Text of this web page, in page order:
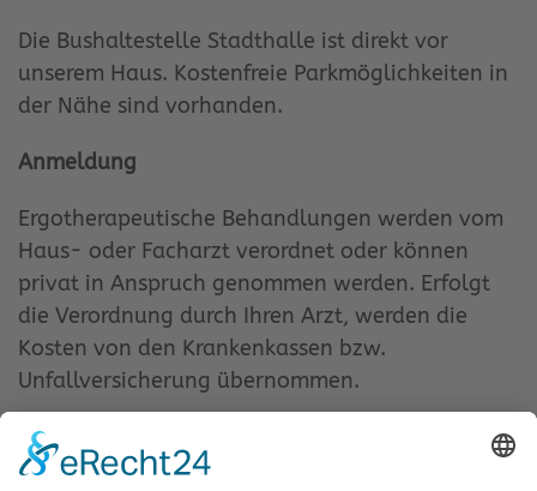
Die Bushaltestelle Stadthalle ist direkt vor
unserem Haus. Kostenfreie Parkmöglichkeiten in
der Nähe sind vorhanden.
Anmeldung
Ergotherapeutische Behandlungen werden vom
Haus- oder Facharzt verordnet oder können
privat in Anspruch genommen werden. Erfolgt
die Verordnung durch Ihren Arzt, werden die
Kosten von den Krankenkassen bzw.
Unfallversicherung übernommen.